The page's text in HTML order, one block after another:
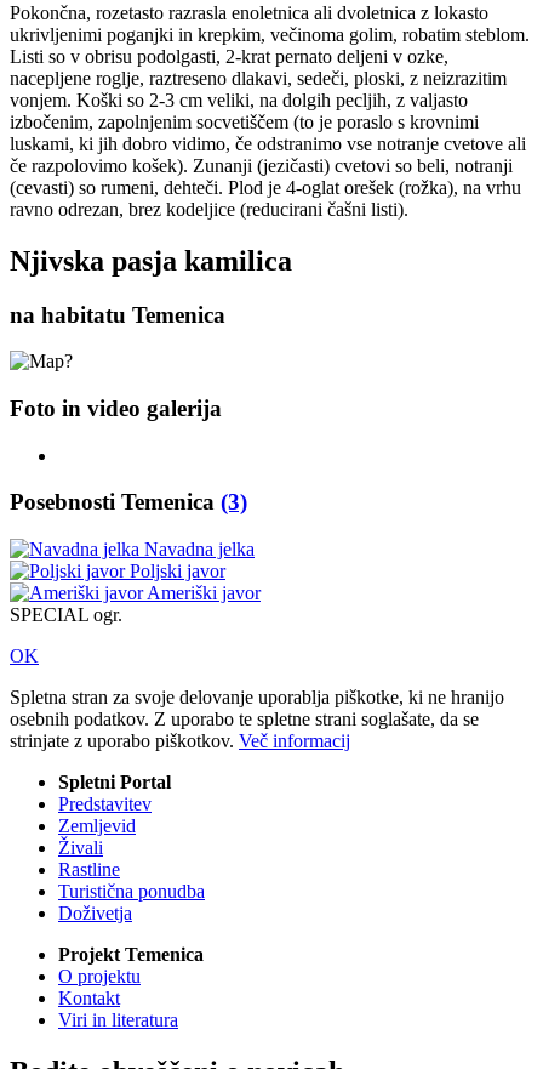
Pokončna, rozetasto razrasla enoletnica ali dvoletnica z lokasto
ukrivljenimi poganjki in krepkim, večinoma golim, robatim steblom.
Listi so v obrisu podolgasti, 2-krat pernato deljeni v ozke,
nacepljene roglje, raztreseno dlakavi, sedeči, ploski, z neizrazitim
vonjem. Koški so 2-3 cm veliki, na dolgih pecljih, z valjasto
izbočenim, zapolnjenim socvetiščem (to je poraslo s krovnimi
luskami, ki jih dobro vidimo, če odstranimo vse notranje cvetove ali
če razpolovimo košek). Zunanji (jezičasti) cvetovi so beli, notranji
(cevasti) so rumeni, dehteči. Plod je 4-oglat orešek (rožka), na vrhu
ravno odrezan, brez kodeljice (reducirani čašni listi).
Njivska pasja kamilica
na habitatu Temenica
Foto in video galerija
Posebnosti Temenica (3)
Navadna jelka
Poljski javor
Ameriški javor
SPECIAL ogr.
OK
Spletna stran za svoje delovanje uporablja piškotke, ki ne hranijo
osebnih podatkov. Z uporabo te spletne strani soglašate, da se
strinjate z uporabo piškotkov. Več informacij
Spletni Portal
Predstavitev
Zemljevid
Živali
Rastline
Turistična ponudba
Doživetja
Projekt Temenica
O projektu
Kontakt
Viri in literatura